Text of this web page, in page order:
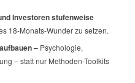
Investoren stufenweise
18-Monats-Wunder zu setzen.
– Psychologie,
– statt nur Methoden-Toolkits